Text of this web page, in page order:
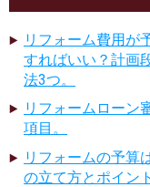
リフォーム費用が
すればいい？計画
法3つ。
リフォームローン
項目。
リフォームの予算
の立て方とポイン